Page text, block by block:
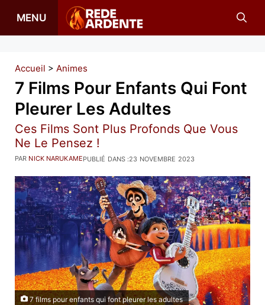
MENU
Accueil > Animes
7 Films Pour Enfants Qui Font
Pleurer Les Adultes
Ces Films Sont Plus Profonds Que Vous
Ne Le Pensez !
PUBLIÉ DANS :23 NOVEMBRE 2023
PAR NICK NARUKAME
7 films pour enfants qui font pleurer les adultes